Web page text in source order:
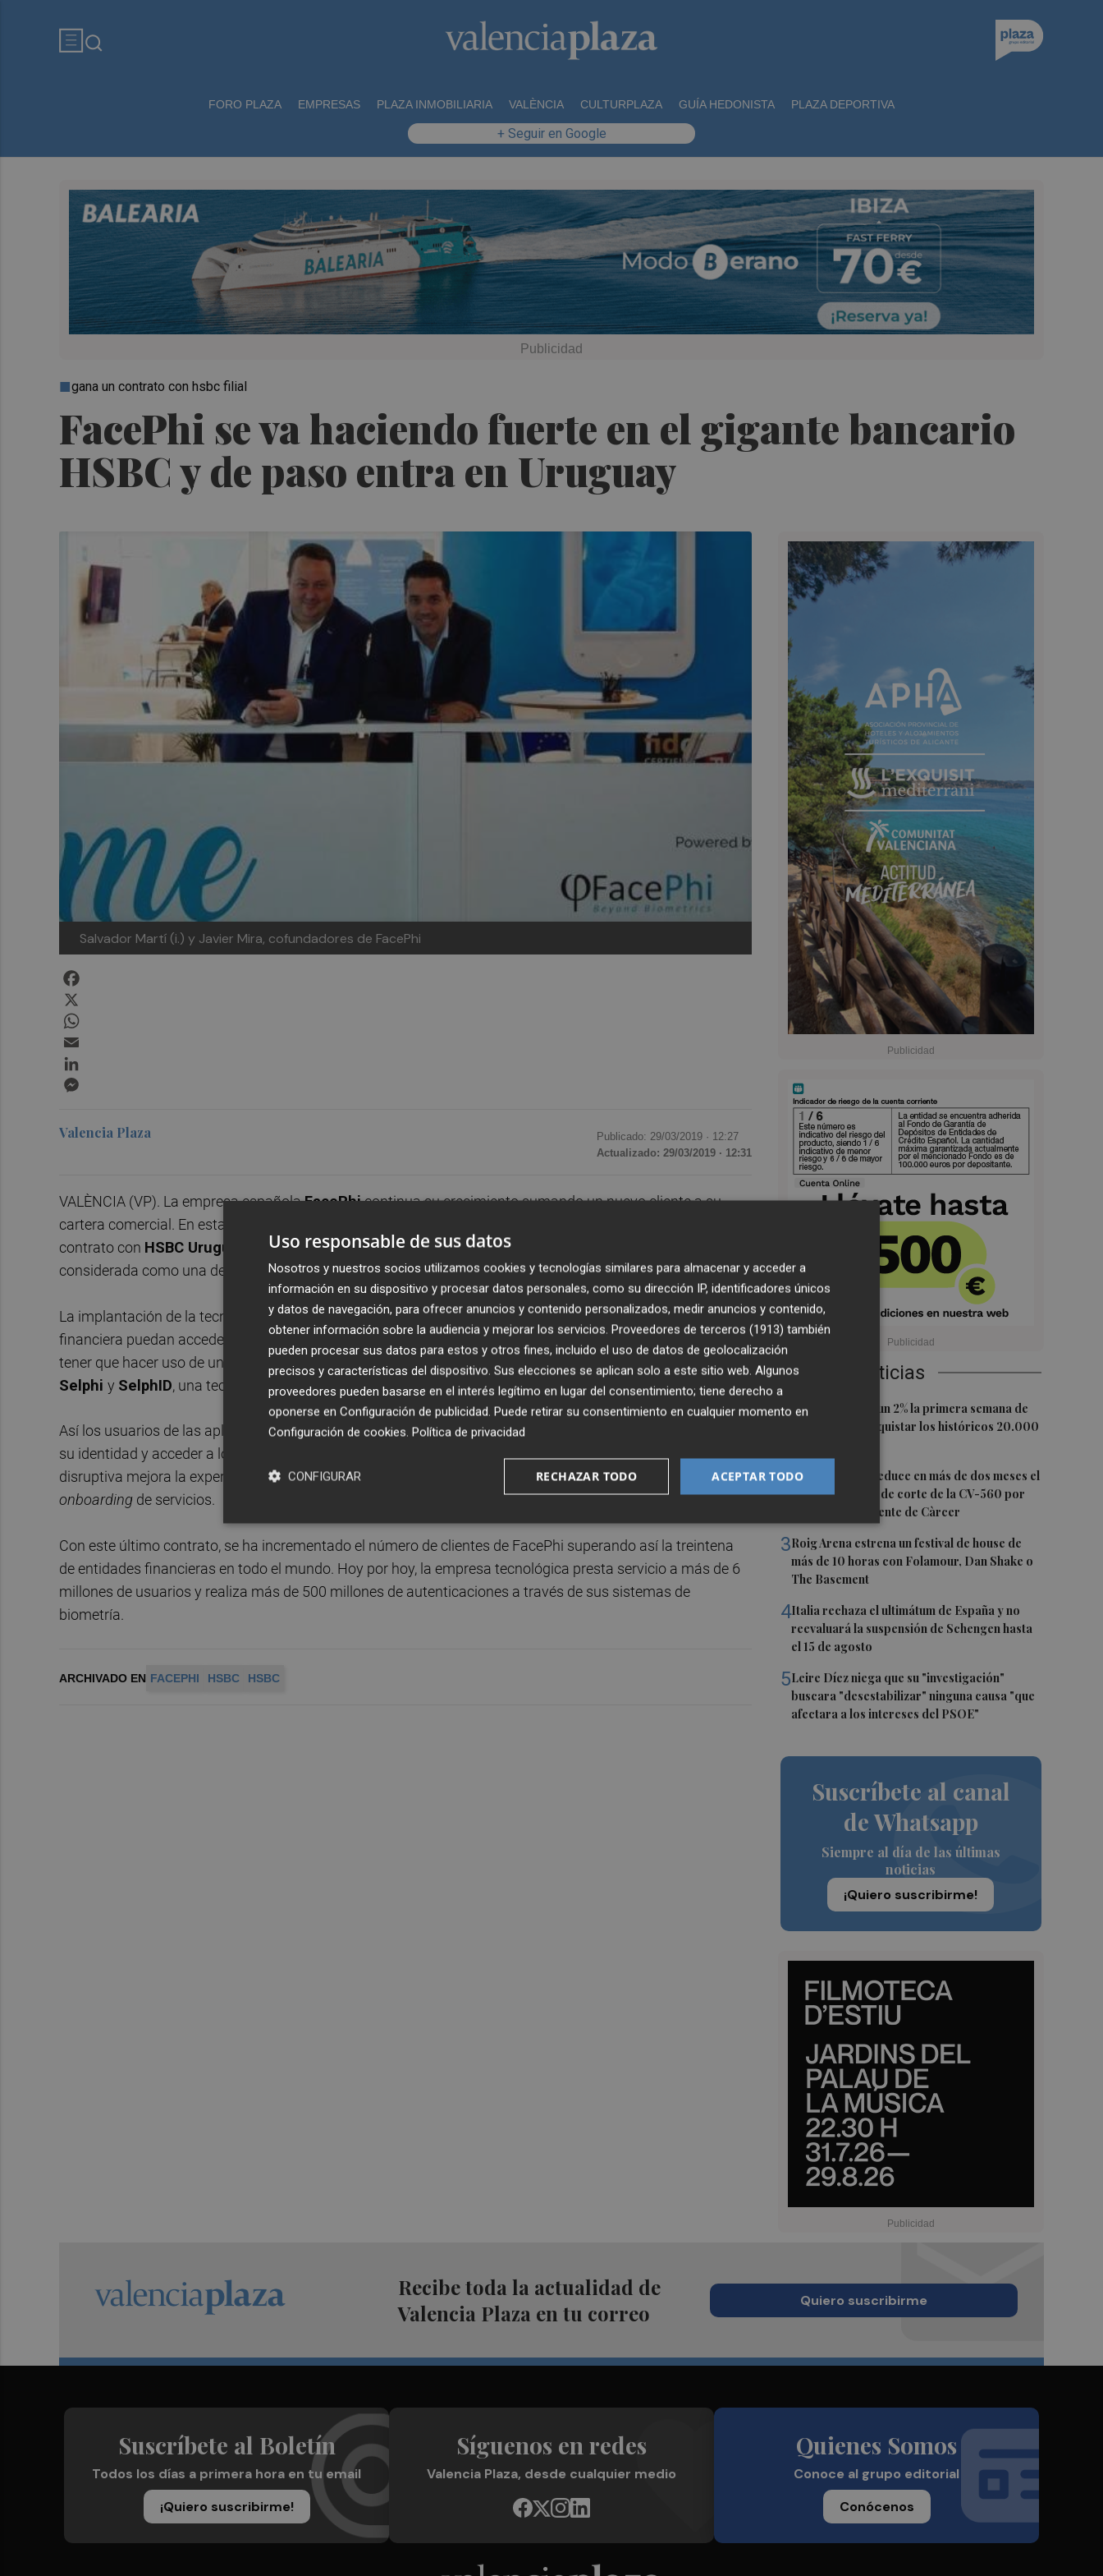
FORO PLAZA EMPRESAS PLAZA INMOBILIARIA VALÈNCIA CULTURPLAZA GUÍA HEDONISTA PLAZA DEPORTIVA
+ Seguir en Google
FacePhi se va haciendo fuerte en el gigante bancario
HSBC y de paso entra en Uruguay
gana un contrato con hsbc filial
Salvador Martí (i.) y Javier Mira, cofundadores de FacePhi
Últimas Noticias
1 El Ibex 35 sube un 2% la primera semana de
agosto tras conquistar los históricos 20.000
2La Diputación reduce en más de dos meses el
tiempo previsto de corte de la CV-560 por
las obras del puente de Càrcer
3Roig Arena estrena un festival de house de
más de 10 horas con Folamour, Dan Shake o
The Basement
4Italia rechaza el ultimátum de España y no
reevaluará la suspensión de Schengen hasta
el 15 de agosto
5Leire Díez niega que su "investigación"
buscara "desestabilizar" ninguna causa "que
afectara a los intereses del PSOE"
Suscríbete al canal
de Whatsapp
Siempre al día de las últimas
noticias
¡Quiero suscribirme!
Valencia Plaza Publicado: 29/03/2019 · 12:27
Actualizado: 29/03/2019 · 12:31
VALÈNCIA (VP). La empresa españolaFacePhicontinua su crecimiento sumando un nuevo cliente a su
cartera comercial. En esta ocasión la firma tecnológica, especializada en biometría, ha firmado un nuevo
contrato con HSBC Uruguay
, con quien estrena presencia en el país. La filial forma parte del Grupo HSBC,
considerada como una de las mayores organizaciones de servicios financieros y bancarios del mundo.
La implantación de la tecnología de reconocimiento facial de FacePhi permitirá que los clientes de la entidad
financiera puedan acceder a sus cuentas y áreas privadas a través de un simple selfie , sin la necesidad de
tener que hacer uso de una contraseña numérica. De esta manera, HSBC Uruguay integrará los productos
Selphi y SelphID, una tecnología dotada del mayor índice de seguridad del mercado.
Así los usuarios de las aplicaciones bancarias, tanto a través del canal móvil como web, podrán autenticar
su identidad y acceder a los servicios ofrecidos por esta firma bancaria. La aplicación de esta tecnología
disruptiva mejora la experiencia de usuario del cliente y además agiliza el proceso de identificación y
onboarding de servicios.
Con este último contrato, se ha incrementado el número de clientes de FacePhi superando así la treintena
de entidades financieras en todo el mundo. Hoy por hoy, la empresa tecnológica presta servicio a más de 6
millones de usuarios y realiza más de 500 millones de autenticaciones a través de sus sistemas de
biometría.
ARCHIVADO EN FACEPHI HSBC HSBC
Recibe toda la actualidad de
Valencia Plaza en tu correo
Quiero suscribirme
Suscríbete al Boletín
Todos los días a primera hora en tu email
¡Quiero suscribirme!
Síguenos en redes
Valencia Plaza, desde cualquier medio
Quienes Somos
Conoce al grupo editorial
Conócenos
Uso responsable de sus datos
Nosotros y nuestros socios utilizamos cookies y tecnologías similares para almacenar y acceder a
información en su dispositivo y procesar datos personales, como su dirección IP, identificadores únicos
y datos de navegación, para ofrecer anuncios y contenido personalizados, medir anuncios y contenido,
obtener información sobre la audiencia y mejorar los servicios. Proveedores de terceros (1913) también
pueden procesar sus datos para estos y otros fines, incluido el uso de datos de geolocalización
precisos y características del dispositivo. Sus elecciones se aplican solo a este sitio web. Algunos
proveedores pueden basarse en el interés legítimo en lugar del consentimiento; tiene derecho a
oponerse en Configuración de publicidad. Puede retirar su consentimiento en cualquier momento en
Configuración de cookies. Política de privacidad
ACEPTAR TODO
RECHAZAR TODO
CONFIGURAR